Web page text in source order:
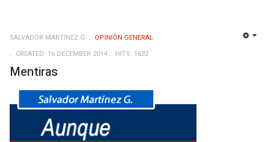
SALVADOR MARTÍNEZ G.
OPINIÓN GENERAL
CREATED: 16 DECEMBER 2014
HITS: 1632
Mentiras